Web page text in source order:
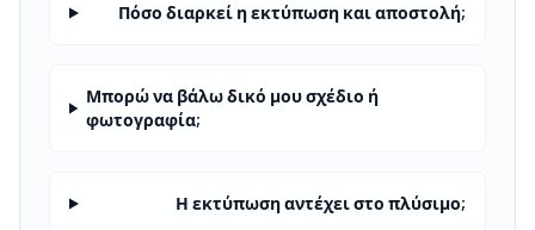
Πόσο διαρκεί η εκτύπωση και αποστολή;
Μπορώ να βάλω δικό μου σχέδιο ή
φωτογραφία;
Η εκτύπωση αντέχει στο πλύσιμο;